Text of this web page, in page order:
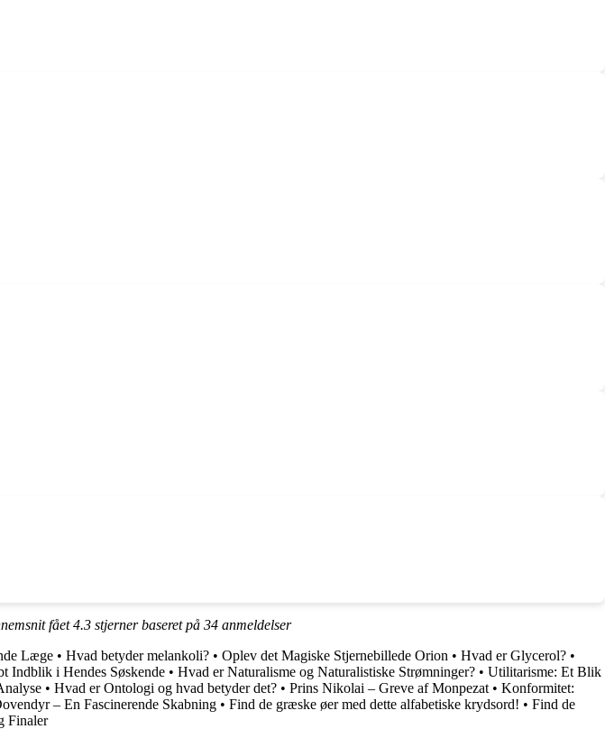
fået4.3 stjerner baseret på 34 anmeldelser
Læge • Hvad betyder melankoli? • Oplev det Magiske Stjernebillede Orion • Hvad er Glycerol? •
Indblik i Hendes Søskende • Hvad er Naturalisme og Naturalistiske Strømninger? • Utilitarisme: Et Blik
• Hvad er Ontologi og hvad betyder det? • Prins Nikolai – Greve af Monpezat • Konformitet:
– En Fascinerende Skabning • Find de græske øer med dette alfabetiske krydsord! • Find de
Finaler